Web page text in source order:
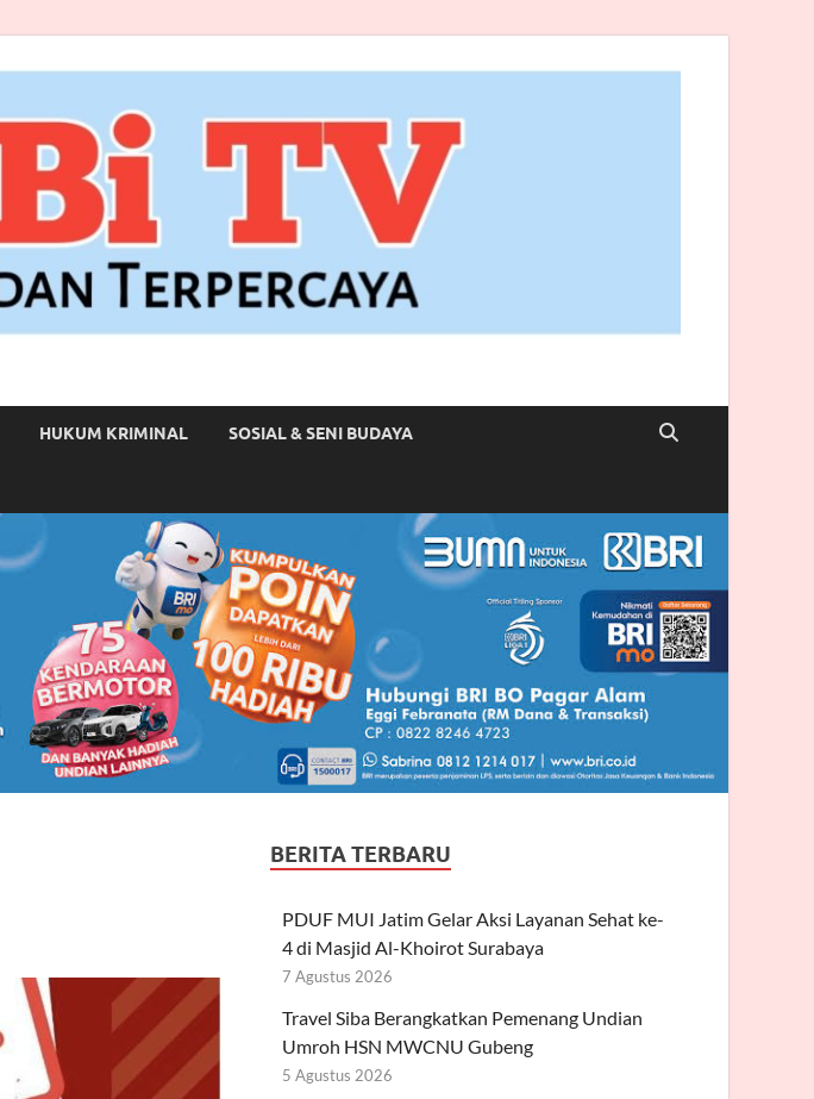
HUKUM KRIMINAL SOSIAL & SENI BUDAYA
BERITA TERBARU
PDUF MUI Jatim Gelar Aksi Layanan Sehat ke-
4 di Masjid Al-Khoirot Surabaya
7 Agustus 2026
Travel Siba Berangkatkan Pemenang Undian
Umroh HSN MWCNU Gubeng
5 Agustus 2026